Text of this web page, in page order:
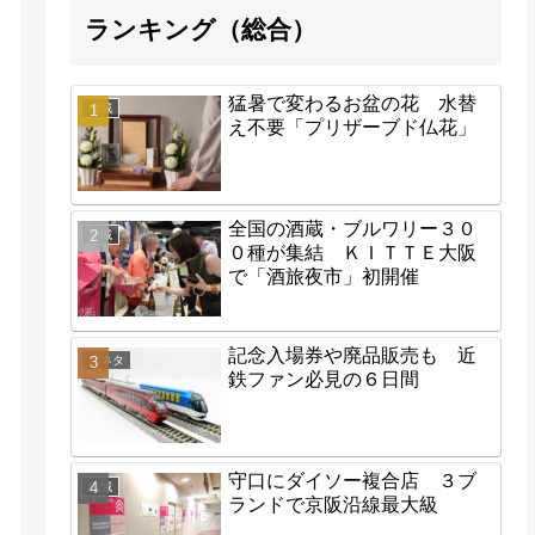
ランキング（総合）
地域
猛暑で変わるお盆の花 水替
え不要「プリザーブド仏花」
地域
全国の酒蔵・ブルワリー３０
０種が集結 ＫＩＴＴＥ大阪
で「酒旅夜市」初開催
街ネタ
記念入場券や廃品販売も 近
鉄ファン必見の６日間
地域
守口にダイソー複合店 ３ブ
ランドで京阪沿線最大級